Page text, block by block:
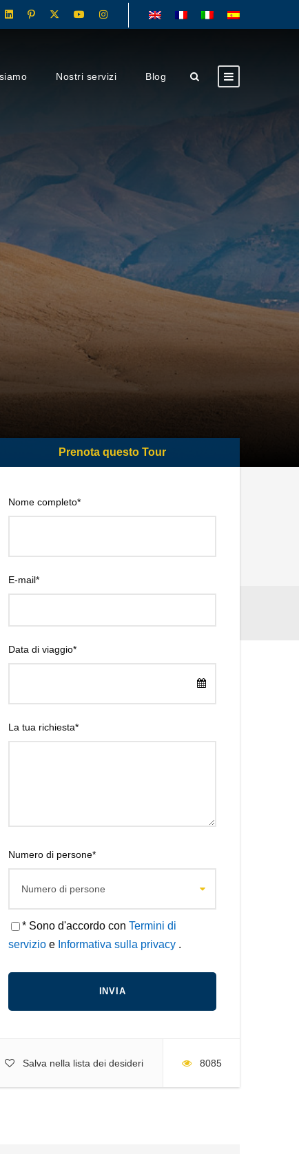
Nostri servizi Blog
Nome completo*
E-mail*
Data di viaggio*
La tua richiesta*
Numero di persone*
* Sono d'accordo con Termini di
servizio e Informativa sulla privacy .
Salva nella lista dei desideri 8085